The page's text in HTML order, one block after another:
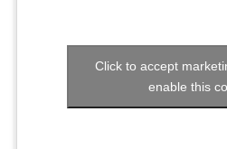
Click to accept
enable this